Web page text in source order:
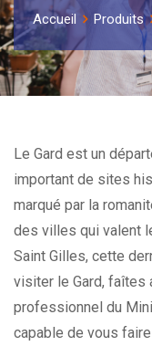
Accueil Produits
Le Gard est un
important de sites
marqué par la
des villes qui valent
Saint Gilles, cette
visiter le Gard, faîtes
professionnel du
capable de vous